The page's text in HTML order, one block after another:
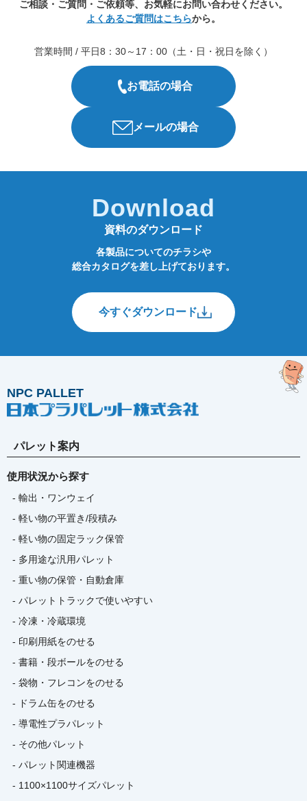
ご相談・ご質問・ご依頼等、お気軽にお問い合わせください。
よくあるご質問はこちらから。
営業時間 / 平日8：30～17：00（土・日・祝日を除く）
お電話の場合
メールの場合
Download
資料のダウンロード
各製品についてのチラシや
総合カタログを差し上げております。
今すぐダウンロード
NPC PALLET
パレット案内
使用状況から探す
- 輸出・ワンウェイ
- 軽い物の平置き/段積み
- 軽い物の固定ラック保管
- 多用途な汎用パレット
- 重い物の保管・自動倉庫
- パレットトラックで使いやすい
- 冷凍・冷蔵環境
- 印刷用紙をのせる
- 書籍・段ボールをのせる
- 袋物・フレコンをのせる
- ドラム缶をのせる
- 導電性プラパレット
- その他パレット
- パレット関連機器
- 1100×1100サイズパレット